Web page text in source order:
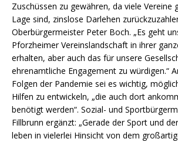
Zuschüssen zu gewähren, da viele Vereine
Lage sind, zinslose Darlehen
Oberbürgermeister Peter Boch. „Es geht
Pforzheimer Vereinslandschaft in ihrer
erhalten, aber auch das für unsere
ehrenamtliche Engagement zu würdigen.“
Folgen der Pandemie sei es wichtig,
Hilfen zu entwickeln, „die auch dort
benötigt werden“. Sozial- und
Fillbrunn ergänzt: „Gerade der Sport und
leben in vielerlei Hinsicht von dem